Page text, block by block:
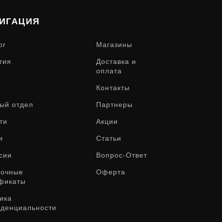
Магазины
Доставка и
оплата
Контакты
отдел Партнеры
Акции
Статьи
Вопрос-Ответ
Оферта